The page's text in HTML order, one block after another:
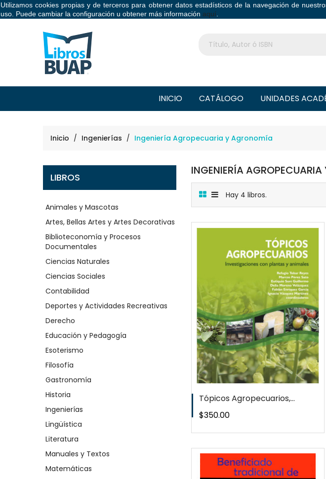
Utilizamos cookies propias y de terceros para obtener datos estadísticos de la navegación de
uso. Puede cambiar la configuración u obtener más información aquí
Libros BUAP
INICIO CATÁLOGO UNIDADES
Inicio Ingenierías Ingeniería Agropecuaria y Agronomía
LIBROS
Animales y Mascotas
Artes, Bellas Artes y Artes Decorativas
Biblioteconomía y Procesos
Documentales
Ciencias Naturales
Ciencias Sociales
Contabilidad
Deportes y Actividades Recreativas
Derecho
Educación y Pedagogía
Esoterismo
Filosofía
Gastronomía
Historia
Ingenierías
Lingüística
Literatura
Manuales y Textos
Matemáticas
INGENIERÍA
Hay 4 libros.
Tópicos Agropecuarios,...
Precio
$350.00
QUICKVIEW
WISHLIST